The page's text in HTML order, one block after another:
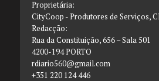
Proprietária:
CityCoop - Produtores de Serviços,
Redacção:
Rua da Constituição, 656 – Sala 501
4200-194 PORTO
rdiario560@gmail.com
+351 220 124 446